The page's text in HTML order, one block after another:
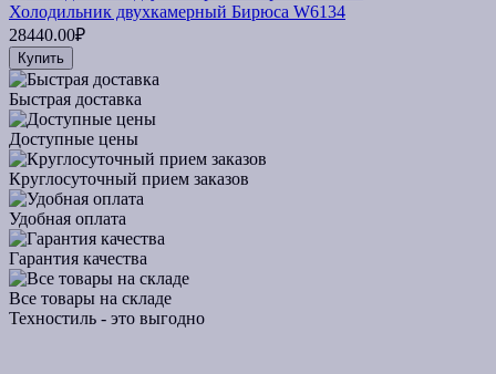
Холодильник двухкамерный Бирюса W6134
28440.00₽
Купить
Быстрая доставка
Доступные цены
Круглосуточный прием заказов
Удобная оплата
Гарантия качества
Все товары на складе
Техностиль - это выгодно